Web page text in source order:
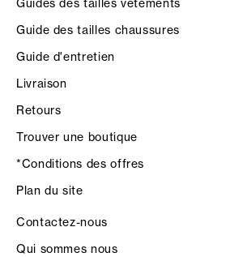
Guides des tailles vêtements
Guide des tailles chaussures
Guide d'entretien
Livraison
Retours
Trouver une boutique
*Conditions des offres
Plan du site
Contactez-nous
Qui sommes nous